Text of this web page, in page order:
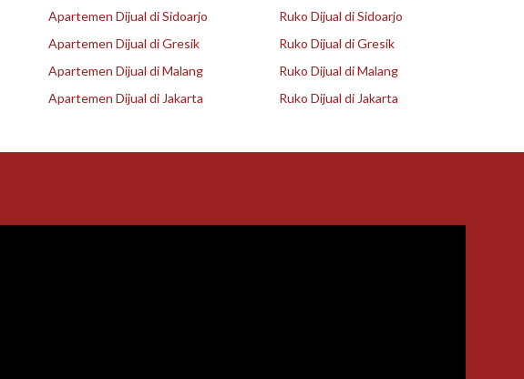
Apartemen Dijual di Sidoarjo
Apartemen Dijual di Gresik
Apartemen Dijual di Malang
Apartemen Dijual di Jakarta
Ruko Dijual di Sidoarjo
Ruko Dijual di Gresik
Ruko Dijual di Malang
Ruko Dijual di Jakarta